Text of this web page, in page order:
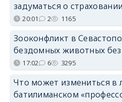
задуматься о страховании
20:01 2 1165
Зооконфликт в
бездомных животных
17:02 6 3295
Что может измениться в
батилиманском